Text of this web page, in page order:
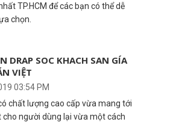
TP.HCM để các bạn có thể dễ
chọn.
DRAP SOC KHACH SAN GÍA
VIỆT
03:54 PM
chất lượng cao cấp vừa mang tới
người dùng lại vừa một cách